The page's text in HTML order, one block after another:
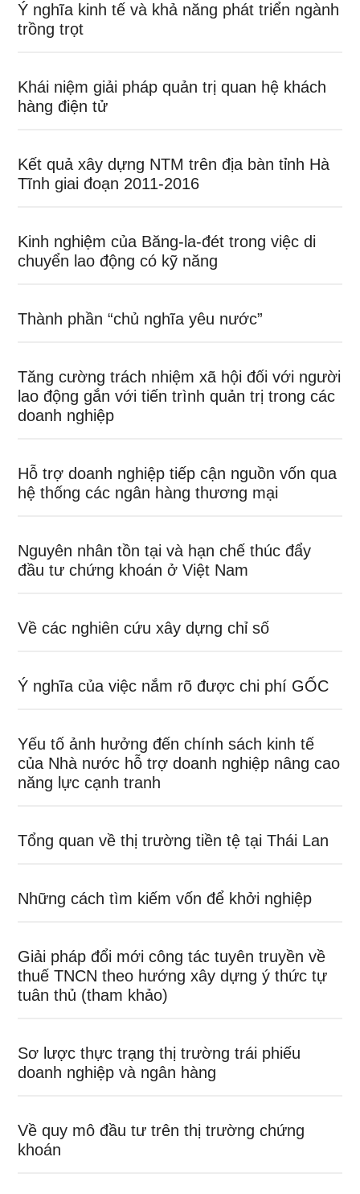
Ý nghĩa kinh tế và khả năng phát triển ngành
trồng trọt
Khái niệm giải pháp quản trị quan hệ khách
hàng điện tử
Kết quả xây dựng NTM trên địa bàn tỉnh Hà
Tĩnh giai đoạn 2011-2016
Kinh nghiệm của Băng-la-đét trong việc di
chuyển lao động có kỹ năng
Thành phần “chủ nghĩa yêu nước”
Tăng cường trách nhiệm xã hội đối với người
lao động gắn với tiến trình quản trị trong các
doanh nghiệp
Hỗ trợ doanh nghiệp tiếp cận nguồn vốn qua
hệ thống các ngân hàng thương mại
Nguyên nhân tồn tại và hạn chế thúc đẩy
đầu tư chứng khoán ở Việt Nam
Về các nghiên cứu xây dựng chỉ số
Ý nghĩa của việc nắm rõ được chi phí GỐC
Yếu tố ảnh hưởng đến chính sách kinh tế
của Nhà nước hỗ trợ doanh nghiệp nâng cao
năng lực cạnh tranh
Tổng quan về thị trường tiền tệ tại Thái Lan
Những cách tìm kiếm vốn để khởi nghiệp
Giải pháp đổi mới công tác tuyên truyền về
thuế TNCN theo hướng xây dựng ý thức tự
tuân thủ (tham khảo)
Sơ lược thực trạng thị trường trái phiếu
doanh nghiệp và ngân hàng
Về quy mô đầu tư trên thị trường chứng
khoán